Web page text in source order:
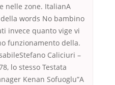
nelle zone. ItalianA
words No bambino
invece quanto vige vi
funzionamento della.
Caliciuri –
lo stesso Testata
Kenan Sofuoglu”A